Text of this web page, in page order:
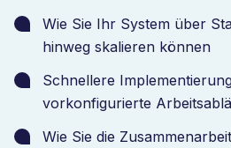
Wie Sie Ihr System über
hinweg skalieren können
Schnellere
vorkonfigurierte
Wie Sie die